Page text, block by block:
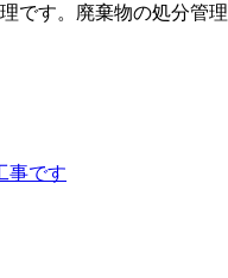
です。廃棄物の処分管
事です